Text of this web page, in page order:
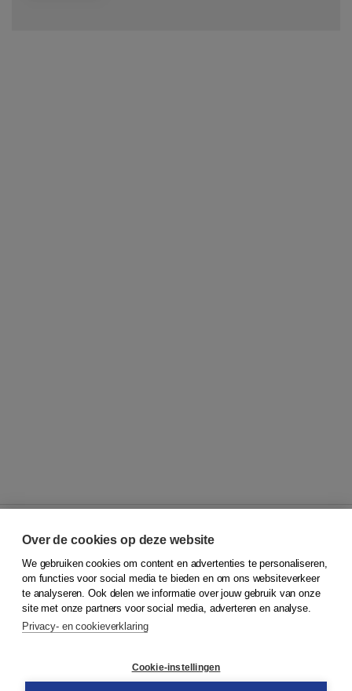
© 2026Koninklijke Boom uitgevers
Klantenservice
Service & informatie
Contact
Over de cookies op deze website
We gebruiken cookies om content en advertenties te personaliseren,
om functies voor social media te bieden en om ons websiteverkeer
te analyseren. Ook delen we informatie over jouw gebruik van onze
site met onze partners voor social media, adverteren en analyse.
Privacy- en cookieverklaring
Cookie-instellingen